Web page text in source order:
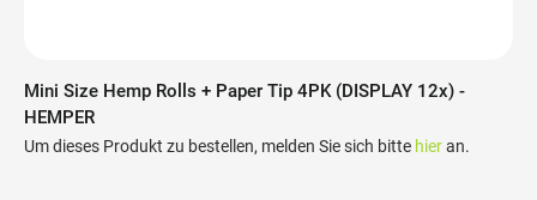
Mini Size Hemp Rolls + Paper Tip 4PK (DISPLAY 12x) -
HEMPER
Um dieses Produkt zu bestellen, melden Sie sich bitte hieran.